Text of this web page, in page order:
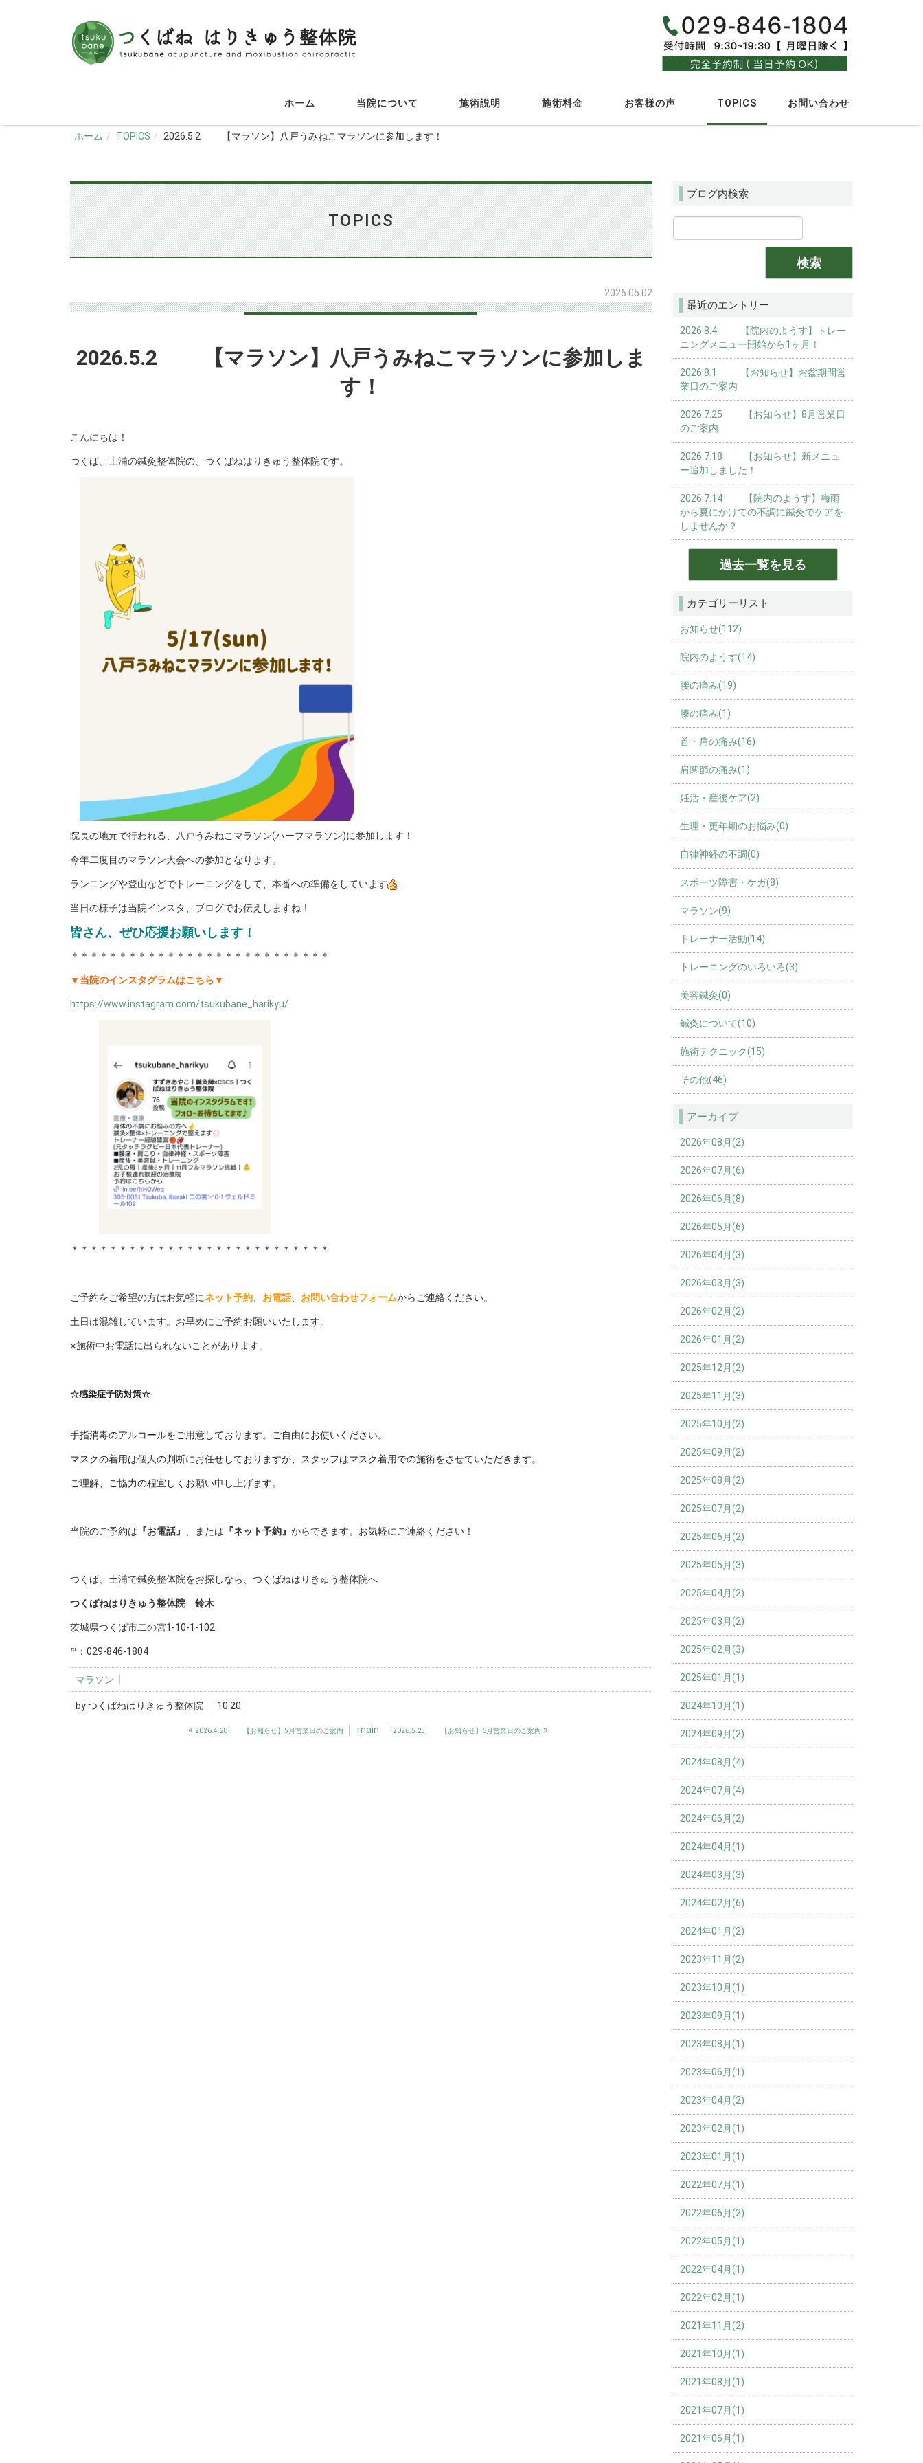
ホーム
当院について 施術説明 施術料金 お客様の声 TOPICS お問い合わせ
ホーム TOPICS 2026.5.2 【マラソン】八戸うみねこマラソンに参加します！
TOPICS
2026.05.02
2026.5.2 【マラソン】八戸うみねこマラソンに参加しま
す！
こんにちは！
つくば、土浦の鍼灸整体院の、つくばねはりきゅう整体院です。
院長の地元で行われる、八戸うみねこマラソン(ハーフマラソン)に参加します！
今年二度目のマラソン大会への参加となります。
ランニングや登山などでトレーニングをして、本番への準備をしています
当日の様子は当院インスタ、ブログでお伝えしますね！
皆さん、ぜひ応援お願いします！
＊＊＊＊＊＊＊＊＊＊＊＊＊＊＊＊＊＊＊＊＊＊＊＊＊＊＊
▼当院のインスタグラムはこちら▼
https://www.instagram.com/tsukubane_harikyu/
＊＊＊＊＊＊＊＊＊＊＊＊＊＊＊＊＊＊＊＊＊＊＊＊＊＊＊
ご予約をご希望の方はお気軽にネット予約 お電話、 お問い合わせフォームからご連絡ください。
土日は混雑しています。お早めにご予約お願いいたします。
※施術中お電話に出られないことがあります。
☆感染症予防対策☆
手指消毒のアルコールをご用意しております。ご自由にお使いください。
マスクの着用は個人の判断にお任せしておりますが、スタッフはマスク着用での施術をさせていただきます。
ご理解、ご協力の程宜しくお願い申し上げます。
当院のご予約は 『お電話』 、または 『ネット予約』 からできます。お気軽にご連絡ください！
つくば、土浦で鍼灸整体院をお探しなら、つくばねはりきゅう整体院へ
つくばねはりきゅう整体院 鈴木
茨城県つくば市二の宮1-10-1-102
℡：029-846-1804
マラソン
byつくばねはりきゅう整体院 10:20
« 2026.4.28 【お知らせ】5月営業日のご案内 main 2026.5.23 【お知らせ】6月営業日のご案内 »
ブログ内検索
最近のエントリー
2026.8.4 【院内のようす】トレー
ニングメニュー開始から1ヶ月！
2026.8.1 【お知らせ】お盆期間営
業日のご案内
2026.7.25 【お知らせ】8月営業日
のご案内
2026.7.18 【お知らせ】新メニュ
ー追加しました！
2026.7.14 【院内のようす】梅雨
から夏にかけての不調に鍼灸でケアを
しませんか？
過去一覧を見る
カテゴリーリスト
お知らせ(112)
院内のようす(14)
腰の痛み(19)
膝の痛み(1)
首・肩の痛み(16)
肩関節の痛み(1)
妊活・産後ケア(2)
生理・更年期のお悩み(0)
自律神経の不調(0)
スポーツ障害・ケガ(8)
マラソン(9)
トレーナー活動(14)
トレーニングのいろいろ(3)
美容鍼灸(0)
鍼灸について(10)
施術テクニック(15)
その他(46)
アーカイブ
2026年08月(2)
2026年07月(6)
2026年06月(8)
2026年05月(6)
2026年04月(3)
2026年03月(3)
2026年02月(2)
2026年01月(2)
2025年12月(2)
2025年11月(3)
2025年10月(2)
2025年09月(2)
2025年08月(2)
2025年07月(2)
2025年06月(2)
2025年05月(3)
2025年04月(2)
2025年03月(2)
2025年02月(3)
2025年01月(1)
2024年10月(1)
2024年09月(2)
2024年08月(4)
2024年07月(4)
2024年06月(2)
2024年04月(1)
2024年03月(3)
2024年02月(6)
2024年01月(2)
2023年11月(2)
2023年10月(1)
2023年09月(1)
2023年08月(1)
2023年06月(1)
2023年04月(2)
2023年02月(1)
2023年01月(1)
2022年07月(1)
2022年06月(2)
2022年05月(1)
2022年04月(1)
2022年02月(1)
2021年11月(2)
2021年10月(1)
2021年08月(1)
2021年07月(1)
2021年06月(1)